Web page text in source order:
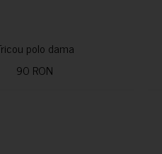
polo dama
90 RON